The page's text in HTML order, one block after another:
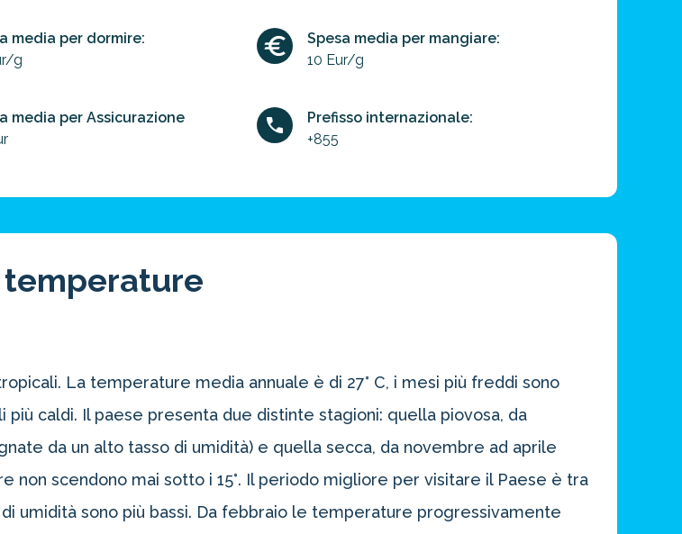
media per dormire:
g
Spesa media per mangiare:
10 Eur/g
media per Assicurazione
Prefisso internazionale:
+855
temperature
La temperature media annuale è di 27° C, i mesi più freddi sono
caldi. Il paese presenta due distinte stagioni: quella piovosa, da
da un alto tasso di umidità) e quella secca, da novembre ad aprile
non scendono mai sotto i 15°. Il periodo migliore per visitare il Paese è tra
umidità sono più bassi. Da febbraio le temperature progressivamente